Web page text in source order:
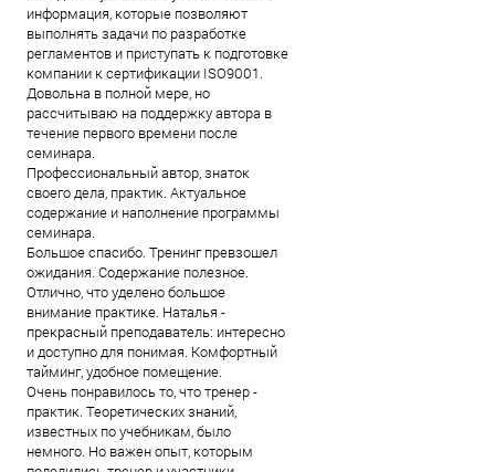
информация, которые позволяют
выполнять задачи по разработке
регламентов и приступать к подготовке
компании к сертификации ISO9001.
Довольна в полной мере, но
рассчитываю на поддержку автора в
течение первого времени после
семинара.
Профессиональный автор, знаток
своего дела, практик. Актуальное
содержание и наполнение программы
семинара.
Большое спасибо. Тренинг превзошел
ожидания. Содержание полезное.
Отлично, что уделено большое
внимание практике. Наталья -
прекрасный преподаватель: интересно
и доступно для понимая. Комфортный
тайминг, удобное помещение.
Очень понравилось то, что тренер -
практик. Теоретических знаний,
известных по учебникам, было
немного. Но важен опыт, которым